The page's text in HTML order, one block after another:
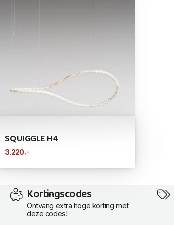
SQUIGGLE H4
3.220 ,-
Kortingscodes
Ontvang extra hoge korting met
deze codes!